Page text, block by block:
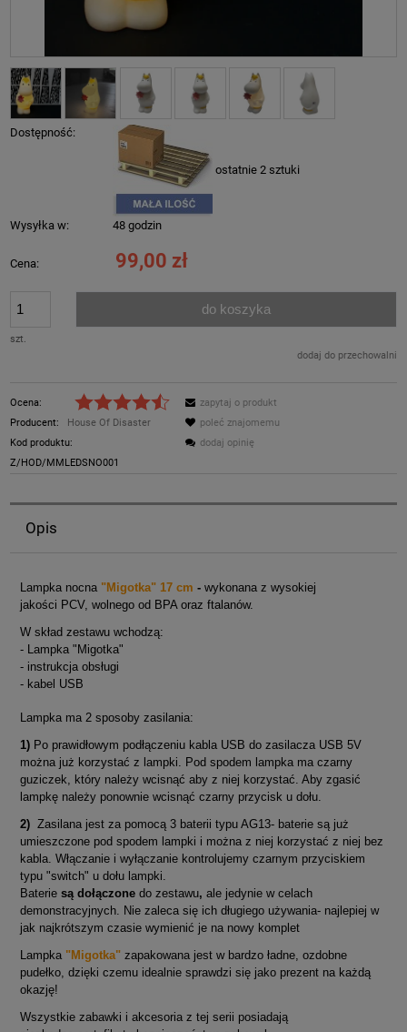
Dostępność:
ostatnie 2 sztuki
Wysyłka w: 48 godzin
Cena: 99,00 zł
szt.
do koszyka
dodaj do przechowalni
Ocena:
Producent:
House Of Disaster
Kod produktu:
Z/HOD/MMLEDSNO001
zapytaj o produkt
poleć znajomemu
dodaj opinię
Opis
Lampka nocna "Migotka" 17 cm - wykonana z wysokiej
jakości PCV, wolnego od BPA oraz ftalanów.
W skład zestawu wchodzą:
- Lampka "Migotka"
- instrukcja obsługi
- kabel USB
Lampka ma 2 sposoby zasilania:
1) Po prawidłowym podłączeniu kabla USB do zasilacza USB 5V
można już korzystać z lampki. Pod spodem lampka ma czarny
guziczek, który należy wcisnąć aby z niej korzystać. Aby zgasić
lampkę należy ponownie wcisnąć czarny przycisk u dołu.
2) Zasilana jest za pomocą 3 baterii typu AG13- baterie są już
umieszczone pod spodem lampki i można z niej korzystać z niej bez
kabla. Włączanie i wyłączanie kontrolujemy czarnym przyciskiem
typu "switch" u dołu lampki.
Baterie są dołączone do zestawu, ale jedynie w celach
demonstracyjnych. Nie zaleca się ich długiego używania- najlepiej w
jak najkrótszym czasie wymienić je na nowy komplet
Lampka "Migotka" zapakowana jest w bardzo ładne, ozdobne
pudełko, dzięki czemu idealnie sprawdzi się jako prezent na każdą
okazję!
Wszystkie zabawki i akcesoria z tej serii posiadają